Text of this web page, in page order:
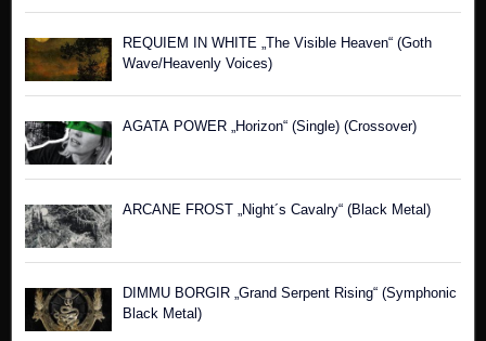
REQUIEM IN WHITE „The Visible Heaven“ (Goth
Wave/Heavenly Voices)
AGATA POWER „Horizon“ (Single) (Crossover)
ARCANE FROST „Night´s Cavalry“ (Black Metal)
DIMMU BORGIR „Grand Serpent Rising“ (Symphonic
Black Metal)